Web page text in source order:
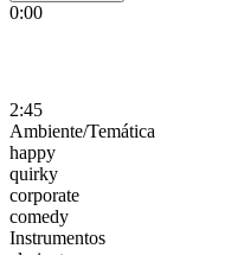
0:00
2:45
Ambiente/Temática
happy
quirky
corporate
comedy
Instrumentos